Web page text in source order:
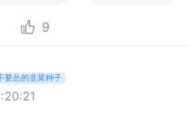
9
要怂的韭菜种子